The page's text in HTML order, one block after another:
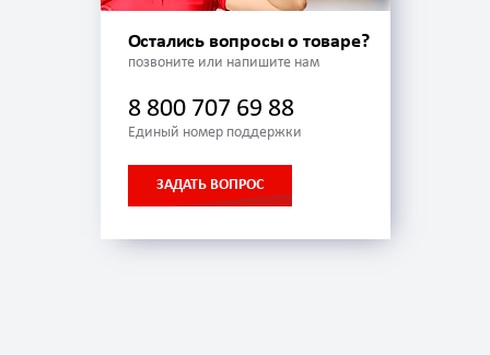
Остались вопросы о товаре?
позвоните или напишите нам
8 800 707 69 88
Единый номер поддержки
ЗАДАТЬ ВОПРОС